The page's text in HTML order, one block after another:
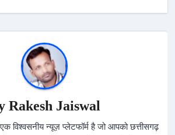
Rakesh Jaiswal
न्यूज़ प्लेटफॉर्म है जो आपको छत्तीसगढ़